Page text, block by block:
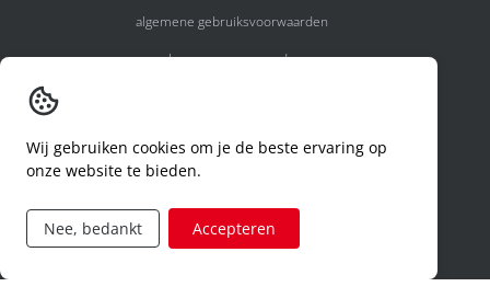
algemene gebruiksvoorwaarden
algemene voorwaarden
code of conduct
aanvraag rechten ivm privacy
Wij gebruiken cookies om je de beste ervaring op
onze website te bieden.
Nee, bedankt Accepteren